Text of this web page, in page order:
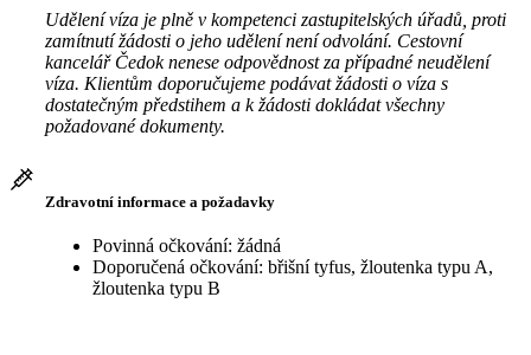
Udělení víza je plně v kompetenci zastupitelských úřadů, proti
zamítnutí žádosti o jeho udělení není odvolání. Cestovní
kancelář Čedok nenese odpovědnost za případné neudělení
víza. Klientům doporučujeme podávat žádosti o víza s
dostatečným předstihem a k žádosti dokládat všechny
požadované dokumenty.
Zdravotní informace a požadavky
Povinná očkování: žádná
Doporučená očkování: břišní tyfus, žloutenka typu A,
žloutenka typu B